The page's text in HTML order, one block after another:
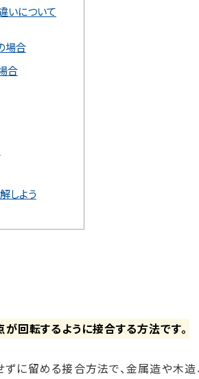
いについて
場合
合
しよう
回転するように接合する方法です。
に留める接合方法で、金属造や木造